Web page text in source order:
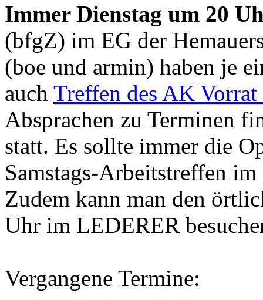
Immer Dienstag um 20
(bfgZ) im EG der
(boe und armin) haben je
auch Treffen des AK Vorrat
Absprachen zu Terminen
statt. Es sollte immer die
Samstags-Arbeitstreffen
Zudem kann man den
Uhr im LEDERER
Vergangene Termine: